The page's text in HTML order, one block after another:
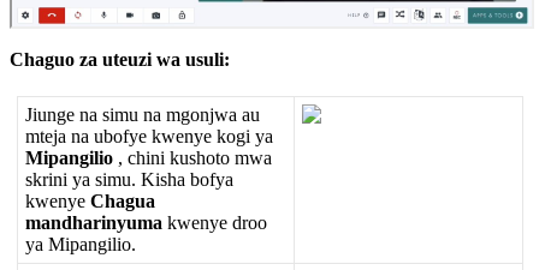
Chaguo za uteuzi wa usuli:
Jiunge na simu na mgonjwa au
mteja na ubofye kwenye kogi ya
Mipangilio , chini kushoto mwa
skrini ya simu. Kisha bofya
kwenye Chagua
mandharinyuma kwenye droo
ya Mipangilio.